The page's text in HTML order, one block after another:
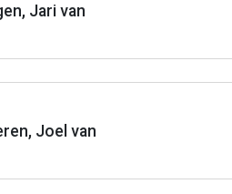
Jari van
Joel van